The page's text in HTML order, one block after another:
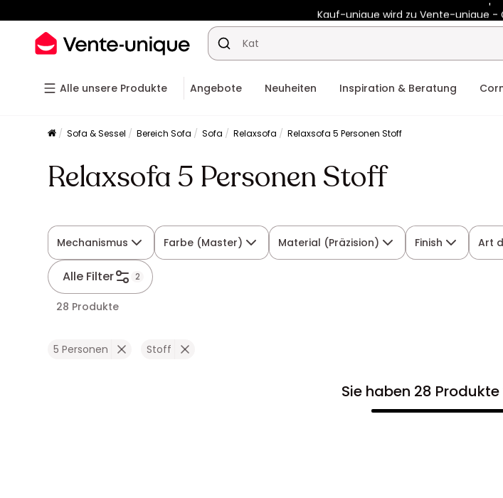
Kauf-unique wird zu Vente-unique -
-10% ab €400 mitHEAT10auf Vente-
Alle unsere Produkte Angebote Neuheiten Inspiration & Beratung
Sofa & Sessel Bereich Sofa Sofa Relaxsofa Relaxsofa 5 Personen Stoff
Relaxsofa 5 Personen Stoff
Mechanismus Farbe (Master) Material (Präzision) Finish Art
Alle Filter 2
28 Produkte
5 Personen Stoff
Sie haben 28